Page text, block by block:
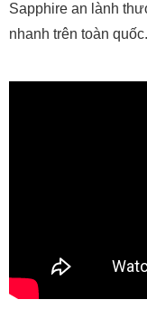
Sapphire an lành
nhanh trên toàn quốc.